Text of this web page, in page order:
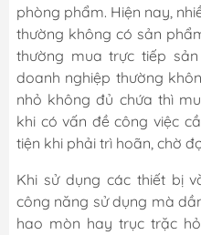
phòng phẩm. Hiện nay,
thường không có sản
thường mua trực tiếp
doanh nghiệp thường
nhỏ không đủ chứa thì
khi có vấn đề công việc
tiện khi phải trì hoãn, chờ
Khi sử dụng các thiết bị
công năng sử dụng mà
hao mòn hay trục trặc